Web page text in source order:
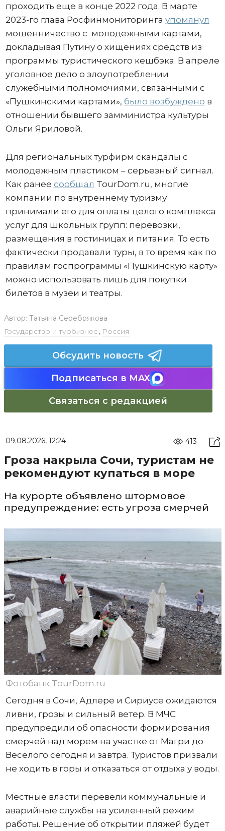
проходить еще в конце 2022 года. В марте
2023-го глава Росфинмониторинга упомянул
мошенничество с молодежными картами,
докладывая Путину о хищениях средств из
программы туристического кешбэка. В апреле
уголовное дело о злоупотреблении
служебными полномочиями, связанными с
«Пушкинскими картами», было возбуждено в
отношении бывшего замминистра культуры
Ольги Яриловой.
Для региональных турфирм скандалы с
молодежным пластиком – серьезный сигнал.
Как ранее сообщал TourDom.ru, многие
компании по внутреннему туризму
принимали его для оплаты целого комплекса
услуг для школьных групп: перевозки,
размещения в гостиницах и питания. То есть
фактически продавали туры, в то время как по
правилам госпрограммы «Пушкинскую карту»
можно использовать лишь для покупки
билетов в музеи и театры.
Автор: Татьяна Серебрякова
Государство и турбизнес, Россия
Обсудить новость
Подписаться в MAX
Связаться с редакцией
09.08.2026, 12:24 413
Гроза накрыла Сочи, туристам не
рекомендуют купаться в море
На курорте объявлено штормовое
предупреждение: есть угроза смерчей
Фотобанк TourDom.ru
Сегодня в Сочи, Адлере и Сириусе ожидаются
ливни, грозы и сильный ветер. В МЧС
предупредили об опасности формирования
смерчей над морем на участке от Магри до
Веселого сегодня и завтра. Туристов призвали
не ходить в горы и отказаться от отдыха у воды.
Местные власти перевели коммунальные и
аварийные службы на усиленный режим
работы. Решение об открытии пляжей будет